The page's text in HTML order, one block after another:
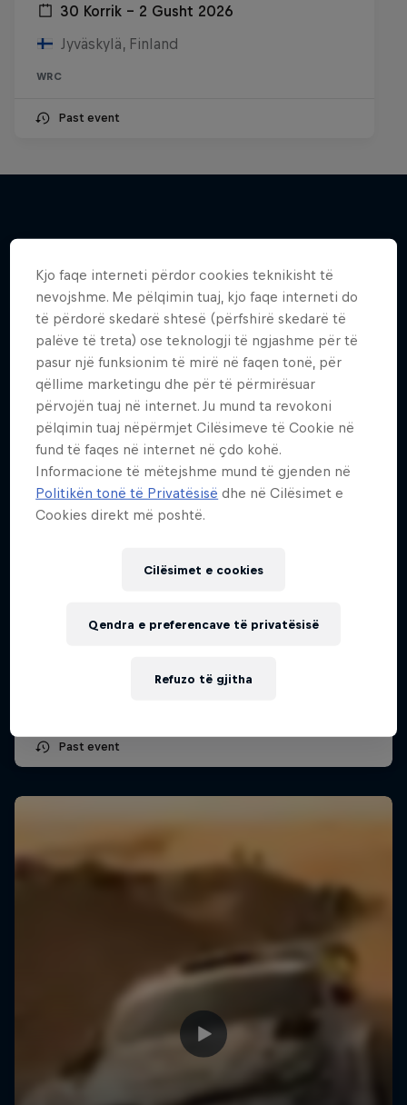
30 Korrik – 2 Gusht 2026
Jyväskylä, Finland
WRC
Past event
Jyväskylä, Finland
Past event
Kjo faqe interneti përdor cookies teknikisht të
nevojshme. Me pëlqimin tuaj, kjo faqe interneti do
të përdorë skedarë shtesë (përfshirë skedarë të
palëve të treta) ose teknologji të ngjashme për të
pasur një funksionim të mirë në faqen tonë, për
qëllime marketingu dhe për të përmirësuar
përvojën tuaj në internet. Ju mund ta revokoni
pëlqimin tuaj nëpërmjet Cilësimeve të Cookie në
fund të faqes në internet në çdo kohë.
Informacione të mëtejshme mund të gjenden në
Politikën tonë të Privatësisë dhe në Cilësimet e
Cookies direkt më poshtë.
Cilësimet e cookies
Refuzo të gjitha
Qendra e preferencave të privatësisë